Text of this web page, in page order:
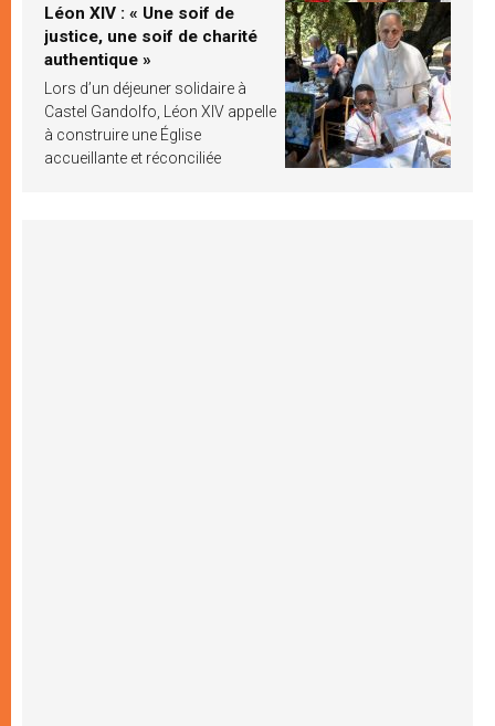
Léon XIV : « Une soif de
justice, une soif de charité
authentique »
Lors d’un déjeuner solidaire à
Castel Gandolfo, Léon XIV appelle
à construire une Église
accueillante et réconciliée